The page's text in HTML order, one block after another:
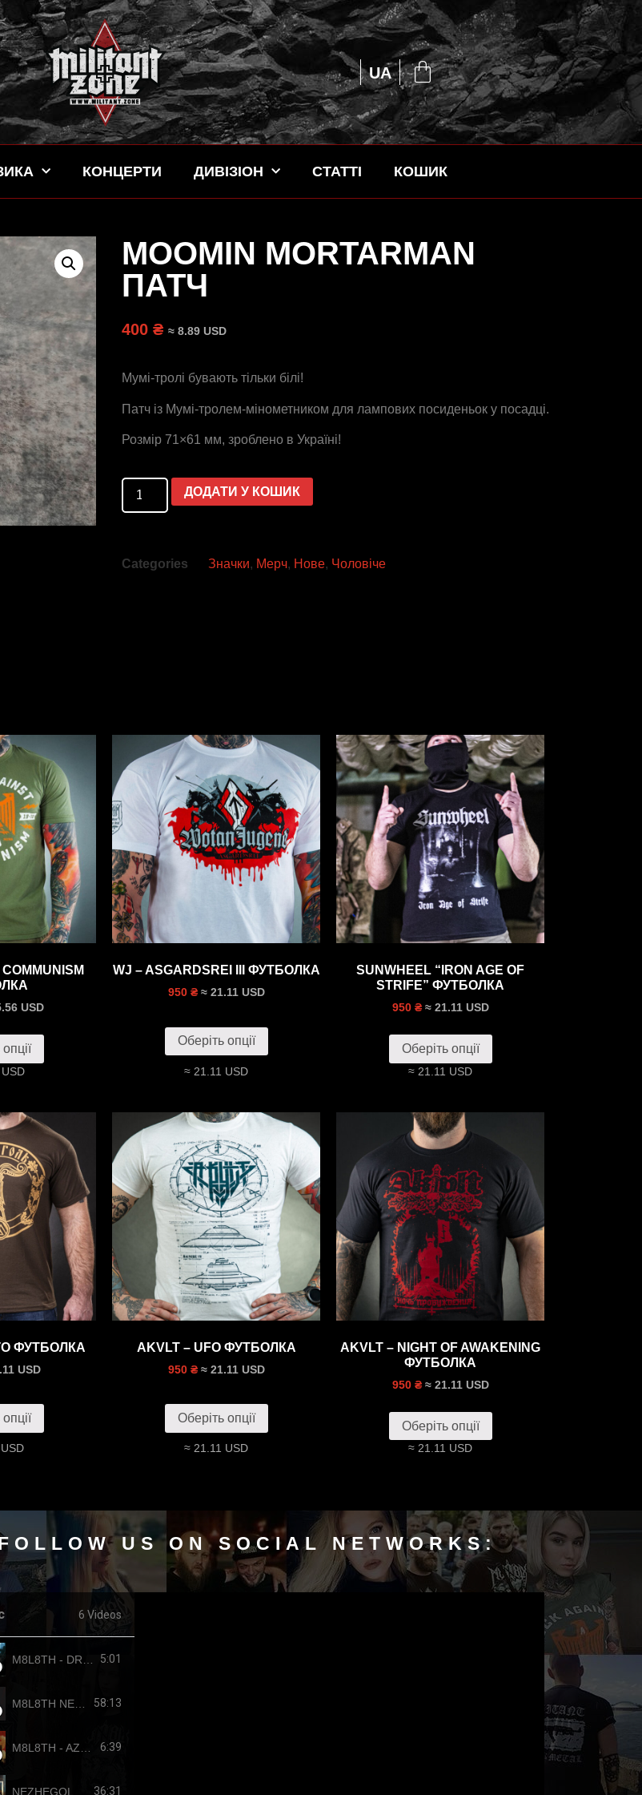
UA
RU
КОНЦЕРТИ ДИВІЗІОН СТАТТІ КОШИК
MOOMIN MORTARMAN
ПАТЧ
400 ₴ ≈ 8.89 USD
Мумі-тролі бувають тільки білі!
Патч із Мумі-тролем-мінометником для лампових посиденьок у посадці.
Розмір 71×61 мм, зроблено в Україні!
ДОДАТИ У КОШИК
Categories Значки, Мерч, Нове, Чоловіче
USD
WJ – ASGARDSREI III ФУТБОЛКА
950 ₴ ≈ 21.11 USD
Оберіть опції
≈ 21.11 USD
SUNWHEEL “IRON AGE OF
STRIFE” ФУТБОЛКА
950 ₴ ≈ 21.11 USD
Оберіть опції
≈ 21.11 USD
ФУТБОЛКА
USD
AKVLT – UFO ФУТБОЛКА
950 ₴ ≈ 21.11 USD
Оберіть опції
≈ 21.11 USD
AKVLT – NIGHT OF AWAKENING
ФУТБОЛКА
950 ₴ ≈ 21.11 USD
Оберіть опції
≈ 21.11 USD
US ON SOCIAL NETWORKS:
6 Videos
5:01
58:13
6:39
36:31